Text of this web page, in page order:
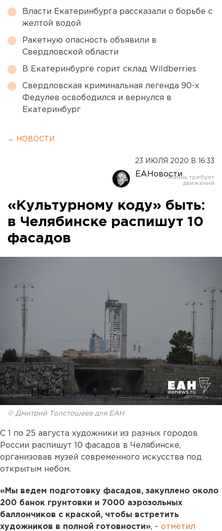
Власти Екатеринбурга рассказали о борьбе с
желтой водой
Ракетную опасность объявили в
Свердловской области
В Екатеринбурге горит склад Wildberries
Свердловская криминальная легенда 90-х
Федулев освободился и вернулся в
Екатеринбург
← НОВОСТИ
23 ИЮЛЯ 2020 В 16:33
ЕАНовости
«Культурному коду» быть:
в Челябинске распишут 10
фасадов
© Дмитрий Толстошеев для ЕАН
С 1 по 25 августа художники из разных городов
России распишут 10 фасадов в Челябинске,
организовав музей современного искусства под
открытым небом.
«Мы ведем подготовку фасадов, закуплено около
200 банок грунтовки и 7000 аэрозольных
баллончиков с краской, чтобы встретить
художников в полной готовности», – отметил